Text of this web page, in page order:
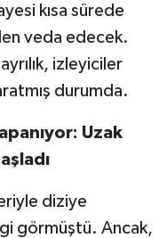
kısa sürede
veda edecek.
izleyiciler
durumda.
Uzak
diziye
görmüştü. Ancak,